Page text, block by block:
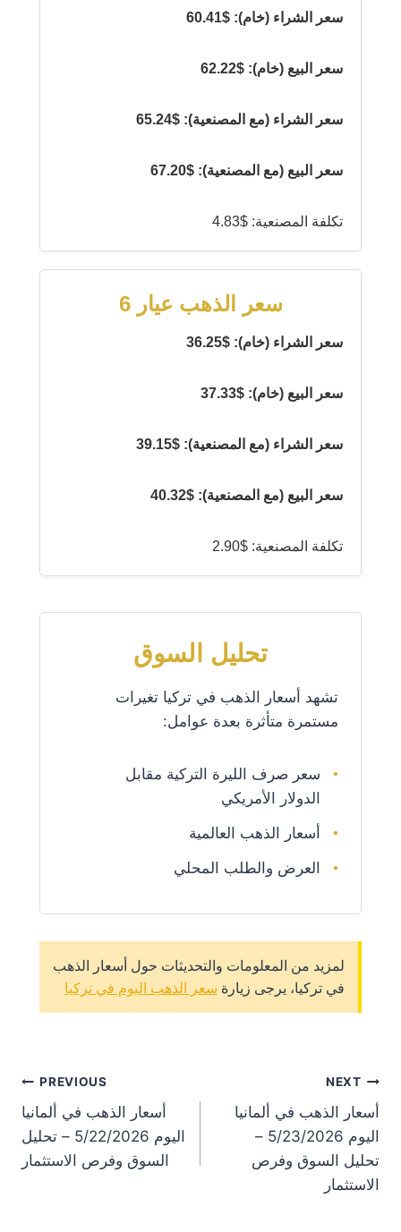
سعر الشراء (خام): $60.41
سعر البيع (خام): $62.22
سعر الشراء (مع المصنعية): $65.24
سعر البيع (مع المصنعية): $67.20
تكلفة المصنعية: $4.83
سعر الذهب عيار 6
سعر الشراء (خام): $36.25
سعر البيع (خام): $37.33
سعر الشراء (مع المصنعية): $39.15
سعر البيع (مع المصنعية): $40.32
تكلفة المصنعية: $2.90
تحليل السوق
تشهد أسعار الذهب في تركيا تغيرات
مستمرة متأثرة بعدة عوامل:
سعر صرف الليرة التركية مقابل
الدولار الأمريكي
أسعار الذهب العالمية
العرض والطلب المحلي
لمزيد من المعلومات والتحديثات حول أسعار الذهب
في تركيا، يرجى زيارة سعر الذهب اليوم في تركيا
PREVIOUS
أسعار الذهب في ألمانيا
اليوم 5/22/2026 – تحليل
السوق وفرص الاستثمار
NEXT
أسعار الذهب في ألمانيا
اليوم 5/23/2026 –
تحليل السوق وفرص
الاستثمار